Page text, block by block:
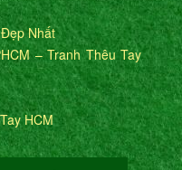
Nhất
– Tranh Thêu Tay
HCM